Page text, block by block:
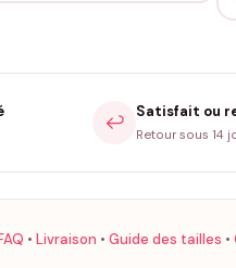
↩️ Satisfait ou
Retour sous 14
• Livraison • Guide des tailles •